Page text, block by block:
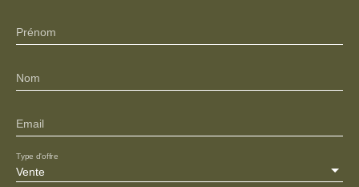
Prénom
Nom
Email
Vente
Type d'offre